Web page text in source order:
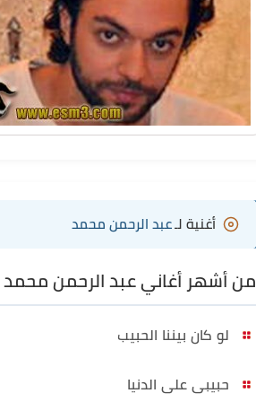
أغنية لـعبد الرحمن محمد
من أشهر أغاني عبد الرحمن محمد
لو كان بيننا الحبيب
حبيبى على الدنيا